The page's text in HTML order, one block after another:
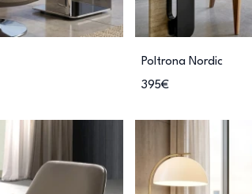
Poltrona Nordic
395€